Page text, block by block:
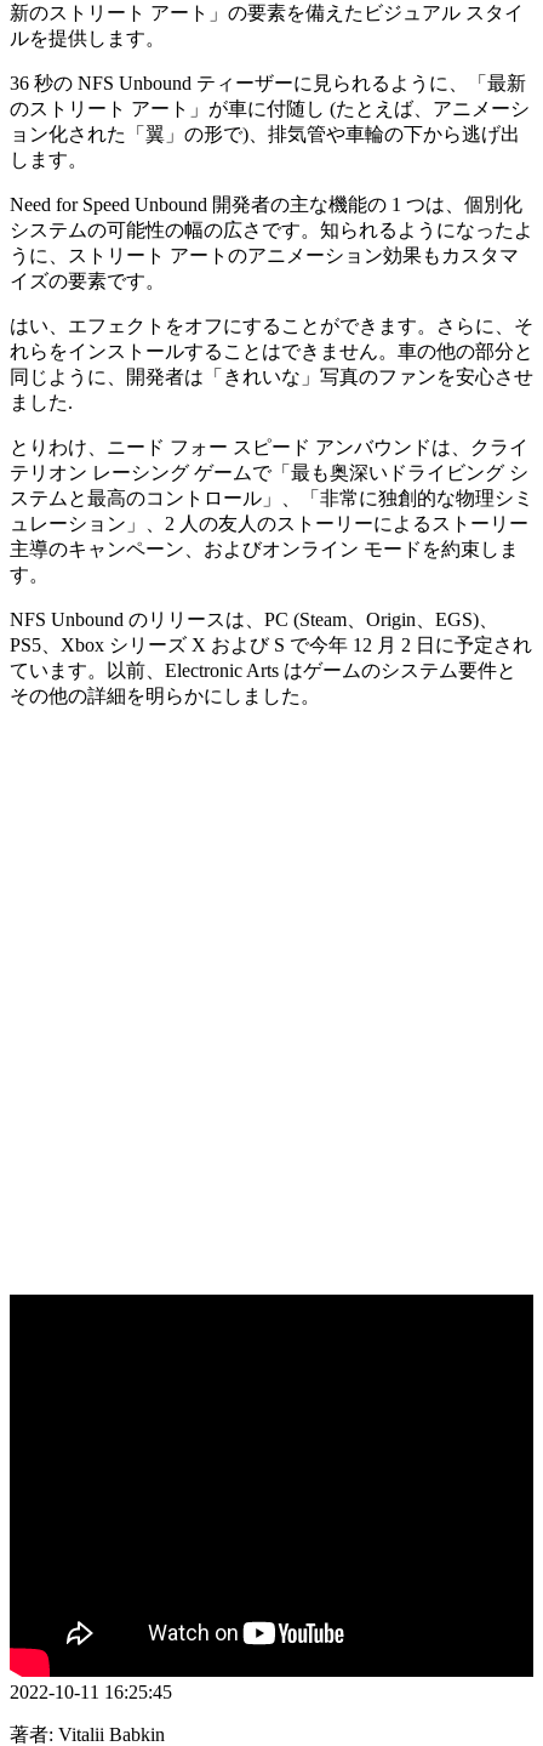
新のストリート アート」の要素を備えたビジュアル スタイ
ルを提供します。
36 秒の NFS Unbound ティーザーに見られるように、「最新
のストリート アート」が車に付随し (たとえば、アニメーシ
ョン化された「翼」の形で)、排気管や車輪の下から逃げ出
します。
Need for Speed Unbound 開発者の主な機能の 1 つは、個別化
システムの可能性の幅の広さです。知られるようになったよ
うに、ストリート アートのアニメーション効果もカスタマ
イズの要素です。
はい、エフェクトをオフにすることができます。さらに、そ
れらをインストールすることはできません。車の他の部分と
同じように、開発者は「きれいな」写真のファンを安心させ
ました.
とりわけ、ニード フォー スピード アンバウンドは、クライ
テリオン レーシング ゲームで「最も奥深いドライビング シ
ステムと最高のコントロール」、「非常に独創的な物理シミ
ュレーション」、2 人の友人のストーリーによるストーリー
主導のキャンペーン、およびオンライン モードを約束しま
す。
NFS Unbound のリリースは、PC (Steam、Origin、EGS)、
PS5、Xbox シリーズ X および S で今年 12 月 2 日に予定され
ています。以前、Electronic Arts はゲームのシステム要件と
その他の詳細を明らかにしました。
2022-10-11 16:25:45
著者: Vitalii Babkin